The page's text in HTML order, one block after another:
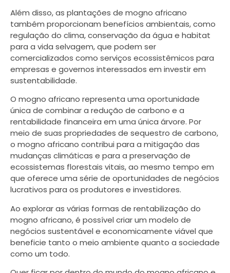
Além disso, as plantações de mogno africano
também proporcionam benefícios ambientais, como
regulação do clima, conservação da água e habitat
para a vida selvagem, que podem ser
comercializados como serviços ecossistêmicos para
empresas e governos interessados em investir em
sustentabilidade.
O mogno africano representa uma oportunidade
única de combinar a redução de carbono e a
rentabilidade financeira em uma única árvore. Por
meio de suas propriedades de sequestro de carbono,
o mogno africano contribui para a mitigação das
mudanças climáticas e para a preservação de
ecossistemas florestais vitais, ao mesmo tempo em
que oferece uma série de oportunidades de negócios
lucrativos para os produtores e investidores.
Ao explorar as várias formas de rentabilização do
mogno africano, é possível criar um modelo de
negócios sustentável e economicamente viável que
beneficie tanto o meio ambiente quanto a sociedade
como um todo.